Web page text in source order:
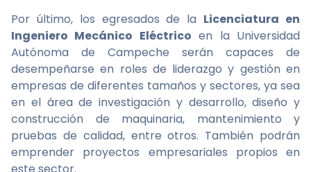
Por último, los egresados de la Licenciatura en
Ingeniero Mecánico Eléctrico en la Universidad
Autónoma de Campeche serán capaces de
desempeñarse en roles de liderazgo y gestión en
empresas de diferentes tamaños y sectores, ya sea
en el área de investigación y desarrollo, diseño y
construcción de maquinaria, mantenimiento y
pruebas de calidad, entre otros. También podrán
emprender proyectos empresariales propios en